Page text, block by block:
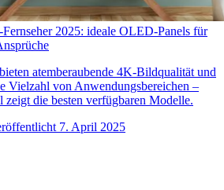
2025: ideale OLED-Panels für
atemberaubende 4K-Bildqualität und
Vielzahl von Anwendungsbereichen –
zeigt die besten verfügbaren Modelle.
7. April 2025